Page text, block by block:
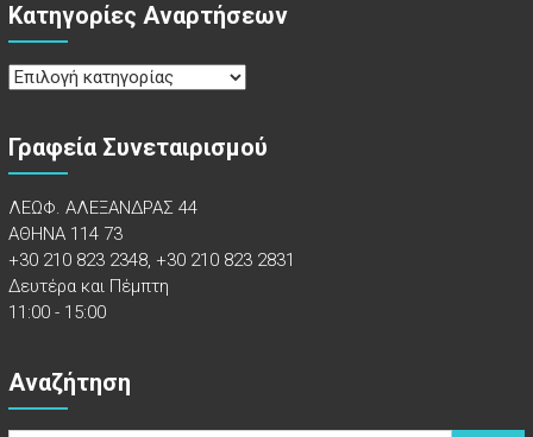
Κατηγορίες Αναρτήσεων
Κατηγορίες
Γραφεία Συνεταιρισμού
ΛΕΩΦ. ΑΛΕΞΑΝΔΡΑΣ 44
ΑΘΗΝΑ 114 73
+30 210 823 2348, +30 210 823 2831
Δευτέρα και Πέμπτη
11:00 - 15:00
Αναζήτηση